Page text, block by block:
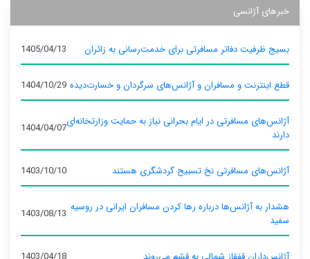
خبرهای آژانسی
بسیج ظرفیت دفاتر مسافرتی برای خدمت‌رسانی به زائران 1405/04/13
قطع اینترنت و مسافران و آژانس‌های سرگردان و خسارت‌دیده 1404/10/29
آژانس‌های مسافرتی در ایام بحرانی نیاز به حمایت وزارتخانه‌ای
دارند
1404/04/07
آژانس‌های مسافرتی نخ تسبیح گردشگری هستند 1403/10/10
هشدار به آژانس‌ها درباره رها کردن مسافران ایرانی در روسیه
سفید
1403/08/13